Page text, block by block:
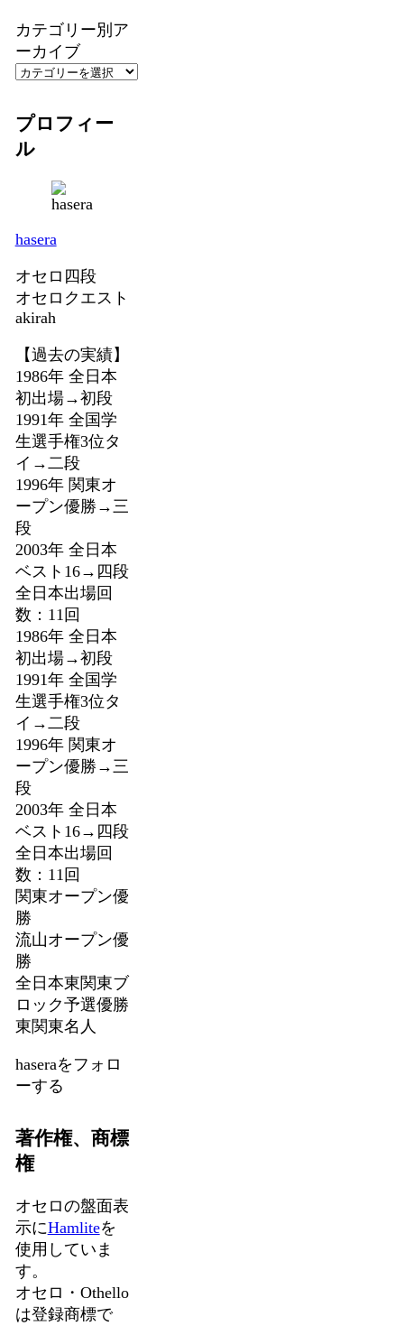
カテゴリー別ア
ーカイブ
プロフィー
ル
hasera
オセロ四段
オセロクエスト
akirah
【過去の実績】
1986年 全日本
初出場→初段
1991年 全国学
生選手権3位タ
イ→二段
1996年 関東オ
ープン優勝→三
段
2003年 全日本
ベスト16→四段
全日本出場回
数：11回
1986年 全日本
初出場→初段
1991年 全国学
生選手権3位タ
イ→二段
1996年 関東オ
ープン優勝→三
段
2003年 全日本
ベスト16→四段
全日本出場回
数：11回
関東オープン優
勝
流山オープン優
勝
全日本東関東ブ
ロック予選優勝
東関東名人
haseraをフォロ
ーする
著作権、商標
権
オセロの盤面表
示にHamliteを
使用していま
す。
オセロ・Othello
は登録商標で